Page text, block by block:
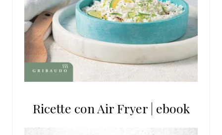
Ricette con Air Fryer | ebook